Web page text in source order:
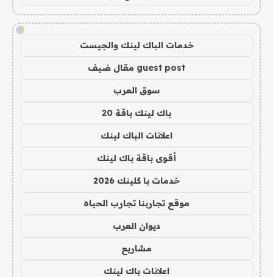
!
خدمات الباك لينك والجيست
guest post مقال ضيف
سوق العرب
باك لينك باقة 20
اعلانات الباك لينك
أقوى باقة باك لينك
خدمات با كلينك 2026
موقع تجاربنا تجارب الحياه
ديوان العرب
مشاريع
اعلانات باك لينك